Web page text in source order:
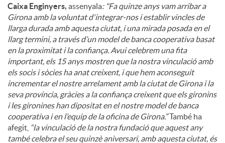
Caixa Enginyers, assenyala: "Fa quinze anys vam arribar a
Girona amb la voluntat d'integrar-nos i establir vincles de
llarga durada amb aquesta ciutat, i una mirada posada en el
llarg termini, a través d’un model de banca cooperativa basat
en la proximitat i la confiança. Avui celebrem una fita
important, els 15 anys mostren que la nostra vinculació amb
els socis i sòcies ha anat creixent, i que hem aconseguit
incrementar el nostre arrelament amb la ciutat de Girona i la
seva província, gràcies a la confiança creixent que els gironins
i les gironines han dipositat en el nostre model de banca
cooperativa i en l’equip de la oficina de Girona.”També ha
afegit, “la vinculació de la nostra fundació que aquest any
també celebra el seu quinzè aniversari, amb aquesta ciutat, és